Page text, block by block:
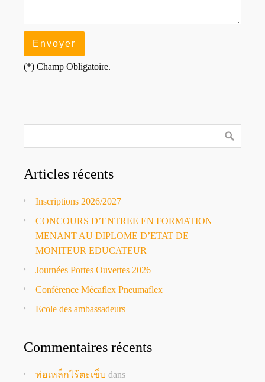
(*) Champ Obligatoire.
Articles récents
Inscriptions 2026/2027
CONCOURS D’ENTREE EN FORMATION
MENANT AU DIPLOME D’ETAT DE
MONITEUR EDUCATEUR
Journées Portes Ouvertes 2026
Conférence Mécaflex Pneumaflex
Ecole des ambassadeurs
Commentaires récents
ท่อเหล็กไร้ตะเข็บ dans